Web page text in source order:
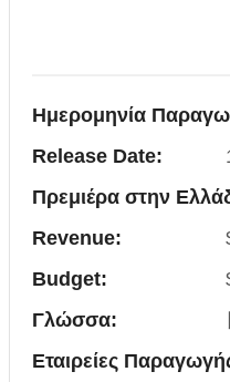
Ημερομηνία
Release Date:
Πρεμιέρα στην
Revenue:
Budget:
Γλώσσα:
Εταιρείες